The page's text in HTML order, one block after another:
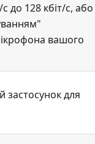
до 128 кбіт/с, або
вашого
застосунок для